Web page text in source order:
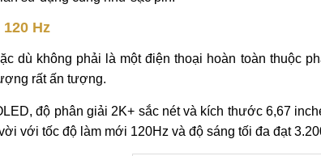
Hz
dù không phải là một điện thoại hoàn toàn thuộc
rất ấn tượng.
độ phân giải 2K+ sắc nét và kích thước 6,67
với tốc độ làm mới 120Hz và độ sáng tối đa đạt